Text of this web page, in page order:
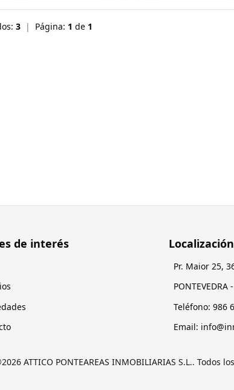
3 | Página: 1 de 1
de interés Localización
Pr. Maior 25,
PONTEVEDRA
Teléfono: 084
Email:
2026 ATTICO PONTEAREAS INMOBILIARIAS S.L.. Todos